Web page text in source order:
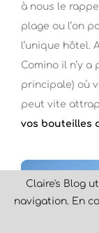
à nous le
plage ou l’on
l’unique hôtel.
Comino il n’y
principale) où
peut vite
vos bouteilles
Claire's Blog
navigation. En